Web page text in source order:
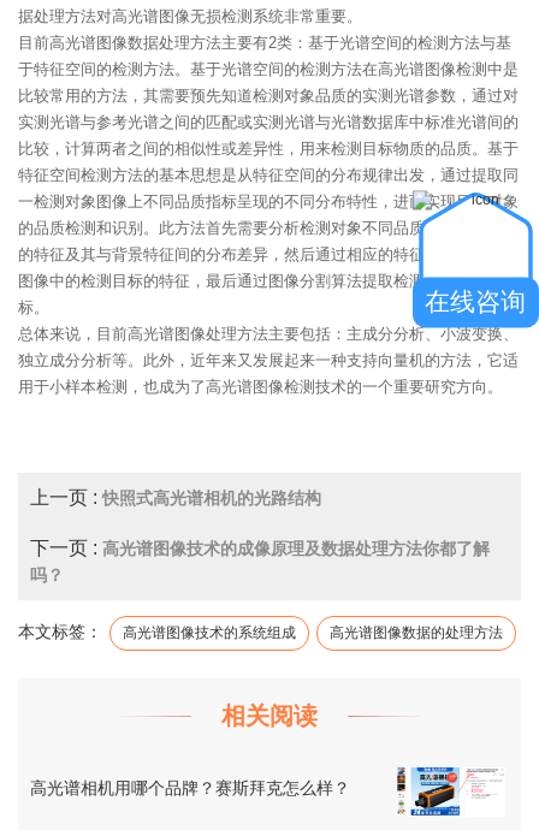
据处理方法对高光谱图像无损检测系统非常重要。
目前高光谱图像数据处理方法主要有2类：基于光谱空间的检测方法与基
于特征空间的检测方法。基于光谱空间的检测方法在高光谱图像检测中是
比较常用的方法，其需要预先知道检测对象品质的实测光谱参数，通过对
实测光谱与参考光谱之间的匹配或实测光谱与光谱数据库中标准光谱间的
比较，计算两者之间的相似性或差异性，用来检测目标物质的品质。基于
特征空间检测方法的基本思想是从特征空间的分布规律出发，通过提取同
一检测对象图像上不同品质指标呈现的不同分布特性，进而实现目标对象
的品质检测和识别。此方法首先需要分析检测对象不同品质指标表现出来
的特征及其与背景特征间的分布差异，然后通过相应的特征提取方法突出
图像中的检测目标的特征，最后通过图像分割算法提取检测目标的品质指
标。
总体来说，目前高光谱图像处理方法主要包括：主成分分析、小波变换、
独立成分分析等。此外，近年来又发展起来一种支持向量机的方法，它适
用于小样本检测，也成为了高光谱图像检测技术的一个重要研究方向。
上一页 :快照式高光谱相机的光路结构
下一页 : 高光谱图像技术的成像原理及数据处理方法你都了解
吗？
本文标签： 高光谱图像技术的系统组成 高光谱图像数据的处理方法
相关阅读
高光谱相机用哪个品牌？赛斯拜克怎么样？
在线咨询